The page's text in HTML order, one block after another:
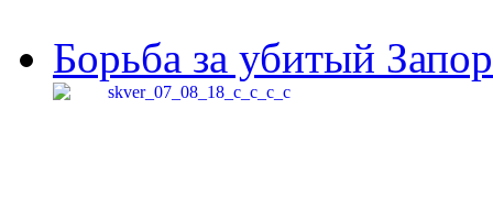
Борьба за убитый